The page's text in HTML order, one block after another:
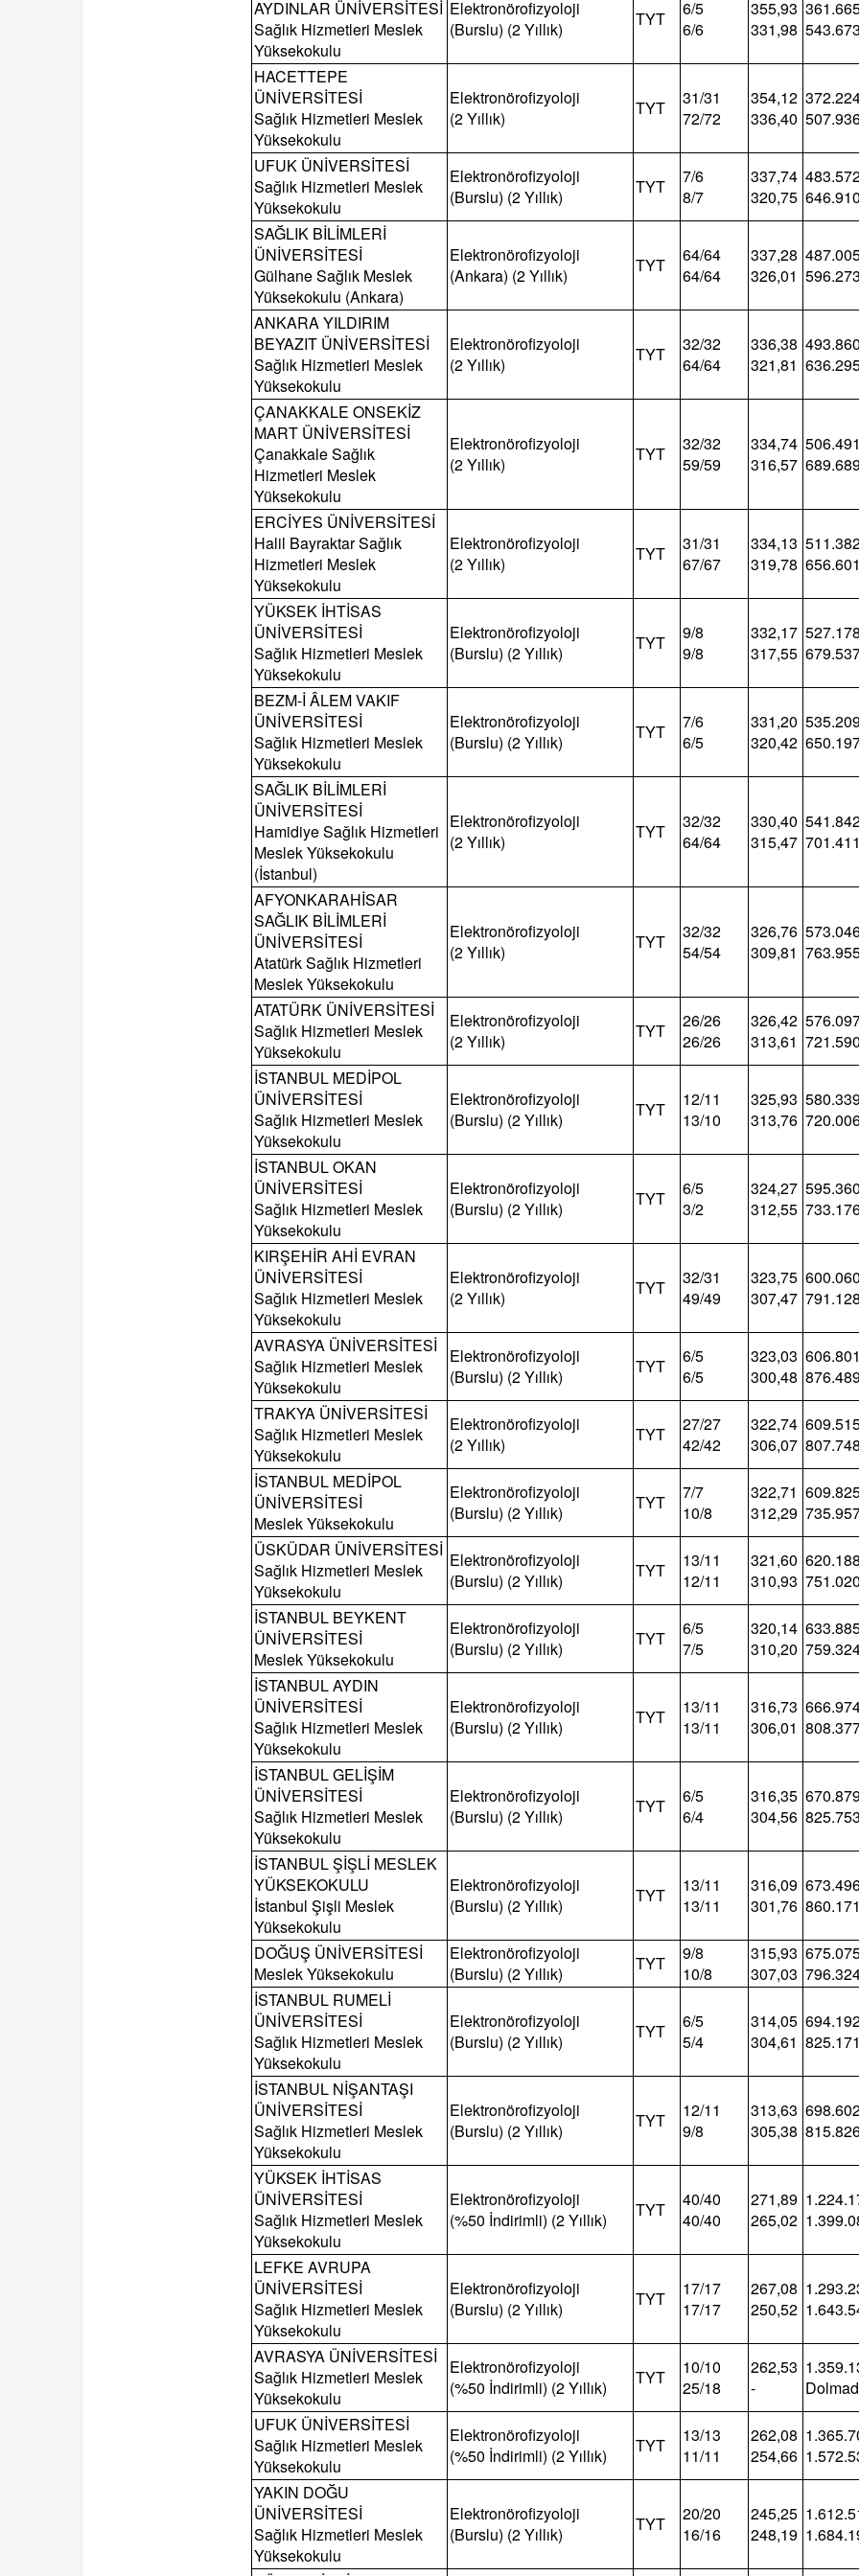
AYDINLAR ÜNİVERSİTESİ
Sağlık Hizmetleri Meslek
Yüksekokulu
Elektronörofizyoloji
(Burslu) (2 Yıllık)
TYT
6/5
6/6
355,93
331,98 543.673
HACETTEPE
ÜNİVERSİTESİ
Sağlık Hizmetleri Meslek
Yüksekokulu
Elektronörofizyoloji
(2 Yıllık)
TYT
31/31
72/72
354,12
336,40
UFUK ÜNİVERSİTESİ
Sağlık Hizmetleri Meslek
Yüksekokulu
Elektronörofizyoloji
(Burslu) (2 Yıllık)
TYT
7/6
8/7
337,74
320,75 646.910
SAĞLIK BİLİMLERİ
ÜNİVERSİTESİ
Gülhane Sağlık Meslek
Yüksekokulu (Ankara)
Elektronörofizyoloji
(Ankara) (2 Yıllık)
TYT
64/64
64/64
337,28
326,01 596.273
ANKARA YILDIRIM
BEYAZIT ÜNİVERSİTESİ
Sağlık Hizmetleri Meslek
Yüksekokulu
Elektronörofizyoloji
(2 Yıllık)
TYT
32/32
64/64
336,38
321,81
493.860
ÇANAKKALE ONSEKİZ
MART ÜNİVERSİTESİ
Çanakkale Sağlık
Hizmetleri Meslek
Yüksekokulu
Elektronörofizyoloji
(2 Yıllık)
TYT
32/32
59/59
334,74
316,57
506.491
ERCİYES ÜNİVERSİTESİ
Halil Bayraktar Sağlık
Hizmetleri Meslek
Yüksekokulu
Elektronörofizyoloji
(2 Yıllık)
TYT
31/31
67/67
334,13
319,78 656.601
YÜKSEK İHTİSAS
ÜNİVERSİTESİ
Sağlık Hizmetleri Meslek
Yüksekokulu
Elektronörofizyoloji
(Burslu) (2 Yıllık)
TYT
9/8
9/8
332,17
317,55
527.178
BEZM-İ ÂLEM VAKIF
ÜNİVERSİTESİ
Sağlık Hizmetleri Meslek
Yüksekokulu
Elektronörofizyoloji
(Burslu) (2 Yıllık)
TYT
7/6
6/5
331,20
320,42
SAĞLIK BİLİMLERİ
ÜNİVERSİTESİ
Hamidiye Sağlık Hizmetleri
Meslek Yüksekokulu
(İstanbul)
Elektronörofizyoloji
(2 Yıllık)
TYT
32/32
64/64
330,40
315,47 701.411
AFYONKARAHİSAR
SAĞLIK BİLİMLERİ
ÜNİVERSİTESİ
Atatürk Sağlık Hizmetleri
Meslek Yüksekokulu
Elektronörofizyoloji
(2 Yıllık)
TYT
32/32
54/54
326,76
309,81
ATATÜRK ÜNİVERSİTESİ
Sağlık Hizmetleri Meslek
Yüksekokulu
Elektronörofizyoloji
(2 Yıllık)
TYT
26/26
26/26
326,42
313,61 721.590
İSTANBUL MEDİPOL
ÜNİVERSİTESİ
Sağlık Hizmetleri Meslek
Yüksekokulu
Elektronörofizyoloji
(Burslu) (2 Yıllık)
TYT
12/11
13/10
325,93
313,76
İSTANBUL OKAN
ÜNİVERSİTESİ
Sağlık Hizmetleri Meslek
Yüksekokulu
Elektronörofizyoloji
(Burslu) (2 Yıllık)
TYT
6/5
3/2
324,27
312,55
595.360
KIRŞEHİR AHİ EVRAN
ÜNİVERSİTESİ
Sağlık Hizmetleri Meslek
Yüksekokulu
Elektronörofizyoloji
(2 Yıllık)
TYT
32/31
49/49
323,75
307,47
600.060
791.128
AVRASYA ÜNİVERSİTESİ
Sağlık Hizmetleri Meslek
Yüksekokulu
Elektronörofizyoloji
(Burslu) (2 Yıllık)
TYT
6/5
6/5
323,03
300,48
606.801
TRAKYA ÜNİVERSİTESİ
Sağlık Hizmetleri Meslek
Yüksekokulu
Elektronörofizyoloji
(2 Yıllık)
TYT
27/27
42/42
322,74
306,07 807.748
İSTANBUL MEDİPOL
ÜNİVERSİTESİ
Meslek Yüksekokulu
Elektronörofizyoloji
(Burslu) (2 Yıllık)
TYT
7/7
10/8
322,71
312,29
ÜSKÜDAR ÜNİVERSİTESİ
Sağlık Hizmetleri Meslek
Yüksekokulu
Elektronörofizyoloji
(Burslu) (2 Yıllık)
TYT
13/11
12/11
321,60
310,93
620.188
751.020
İSTANBUL BEYKENT
ÜNİVERSİTESİ
Meslek Yüksekokulu
Elektronörofizyoloji
(Burslu) (2 Yıllık)
TYT
6/5
7/5
320,14
310,20
İSTANBUL AYDIN
ÜNİVERSİTESİ
Sağlık Hizmetleri Meslek
Yüksekokulu
Elektronörofizyoloji
(Burslu) (2 Yıllık)
TYT
13/11
13/11
316,73
306,01
İSTANBUL GELİŞİM
ÜNİVERSİTESİ
Sağlık Hizmetleri Meslek
Yüksekokulu
Elektronörofizyoloji
(Burslu) (2 Yıllık)
TYT
6/5
6/4
316,35
304,56 825.753
İSTANBUL ŞİŞLİ MESLEK
YÜKSEKOKULU
İstanbul Şişli Meslek
Yüksekokulu
Elektronörofizyoloji
(Burslu) (2 Yıllık)
TYT
13/11
13/11
316,09
301,76 860.171
DOĞUŞ ÜNİVERSİTESİ
Meslek Yüksekokulu
Elektronörofizyoloji
(Burslu) (2 Yıllık)
TYT
9/8
10/8
315,93
307,03
İSTANBUL RUMELİ
ÜNİVERSİTESİ
Sağlık Hizmetleri Meslek
Yüksekokulu
Elektronörofizyoloji
(Burslu) (2 Yıllık)
TYT
6/5
5/4
314,05
304,61 825.171
İSTANBUL NİŞANTAŞI
ÜNİVERSİTESİ
Sağlık Hizmetleri Meslek
Yüksekokulu
Elektronörofizyoloji
(Burslu) (2 Yıllık)
TYT
12/11
9/8
313,63
305,38
YÜKSEK İHTİSAS
ÜNİVERSİTESİ
Sağlık Hizmetleri Meslek
Yüksekokulu
Elektronörofizyoloji
(%50 İndirimli) (2 Yıllık)
TYT
40/40
40/40
271,89
265,02
LEFKE AVRUPA
ÜNİVERSİTESİ
Sağlık Hizmetleri Meslek
Yüksekokulu
Elektronörofizyoloji
(Burslu) (2 Yıllık)
TYT
17/17
17/17
267,08
250,52
AVRASYA ÜNİVERSİTESİ
Sağlık Hizmetleri Meslek
Yüksekokulu
Elektronörofizyoloji
(%50 İndirimli) (2 Yıllık)
TYT
10/10
25/18
262,53
-
UFUK ÜNİVERSİTESİ
Sağlık Hizmetleri Meslek
Yüksekokulu
Elektronörofizyoloji
(%50 İndirimli) (2 Yıllık)
TYT
13/13
11/11
262,08
254,66
YAKIN DOĞU
ÜNİVERSİTESİ
Sağlık Hizmetleri Meslek
Yüksekokulu
Elektronörofizyoloji
(Burslu) (2 Yıllık)
TYT
20/20
16/16
245,25
248,19